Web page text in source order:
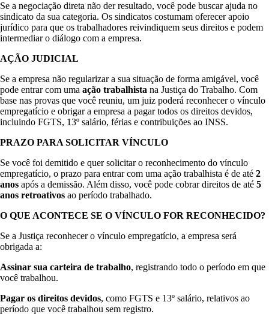
Se a negociação direta não der resultado, você pode buscar ajuda no
sindicato da sua categoria. Os sindicatos costumam oferecer apoio
jurídico para que os trabalhadores reivindiquem seus direitos e podem
intermediar o diálogo com a empresa.
AÇÃO JUDICIAL
Se a empresa não regularizar a sua situação de forma amigável, você
pode entrar com uma ação trabalhista na Justiça do Trabalho. Com
base nas provas que você reuniu, um juiz poderá reconhecer o vínculo
empregatício e obrigar a empresa a pagar todos os direitos devidos,
incluindo FGTS, 13º salário, férias e contribuições ao INSS.
PRAZO PARA SOLICITAR VÍNCULO
Se você foi demitido e quer solicitar o reconhecimento do vínculo
empregatício, o prazo para entrar com uma ação trabalhista é de até 2
anos após a demissão. Além disso, você pode cobrar direitos de até 5
anos retroativos ao período trabalhado.
O QUE ACONTECE SE O VÍNCULO FOR RECONHECIDO?
Se a Justiça reconhecer o vínculo empregatício, a empresa será
obrigada a:
Assinar sua carteira de trabalho, registrando todo o período em que
você trabalhou.
Pagar os direitos devidos, como FGTS e 13º salário, relativos ao
período que você trabalhou sem registro.